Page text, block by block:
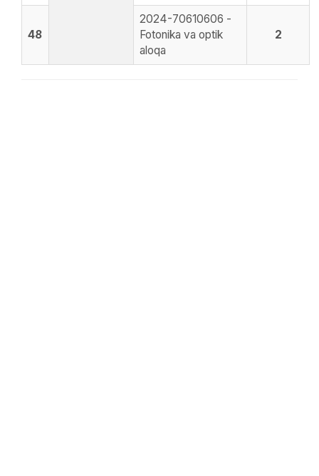
48
2024-70610606 -
Fotonika va optik
aloqa
2